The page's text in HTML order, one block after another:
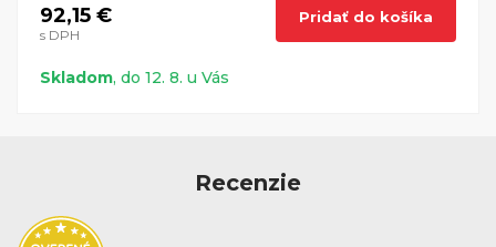
92,15 €
s DPH
Pridať do košíka
Skladom, do 12. 8. u Vás
Recenzie